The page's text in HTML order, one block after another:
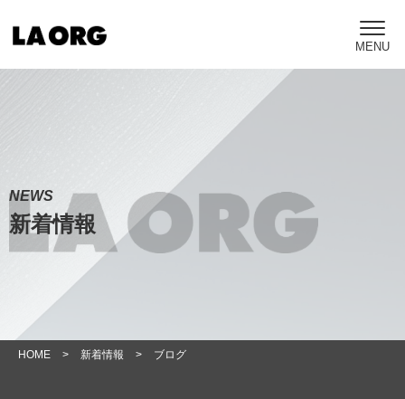
NEWS
新着情報
HOME > 新着情報 > ブログ